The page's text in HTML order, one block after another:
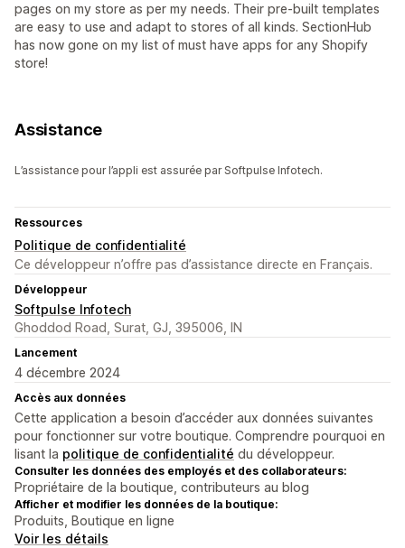
pages on my store as per my needs. Their pre-built templates
are easy to use and adapt to stores of all kinds. SectionHub
has now gone on my list of must have apps for any Shopify
store!
Assistance
L’assistance pour l’appli est assurée par Softpulse Infotech.
Ressources
Politique de confidentialité
Ce développeur n’offre pas d’assistance directe en Français.
Développeur
Softpulse Infotech
Ghoddod Road, Surat, GJ, 395006, IN
Lancement
4 décembre 2024
Accès aux données
Cette application a besoin d’accéder aux données suivantes
pour fonctionner sur votre boutique. Comprendre pourquoi en
lisant la politique de confidentialité du développeur.
Consulter les données des employés et des collaborateurs:
Propriétaire de la boutique, contributeurs au blog
Afficher et modifier les données de la boutique:
Produits, Boutique en ligne
Voir les détails